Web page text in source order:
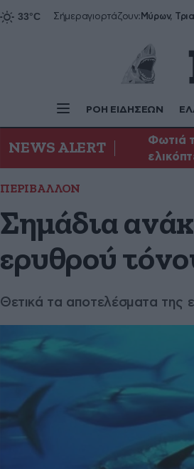
Σήμεραγιορτάζουν:
ΡΟΗ ΕΙΔΗΣΕΩΝ
NEWS ALERT
Φωτιά
ΠΕΡΙΒΑΛΛΟΝ
Σημάδια
ερυθρού
Θετικά τα αποτελέσματα της